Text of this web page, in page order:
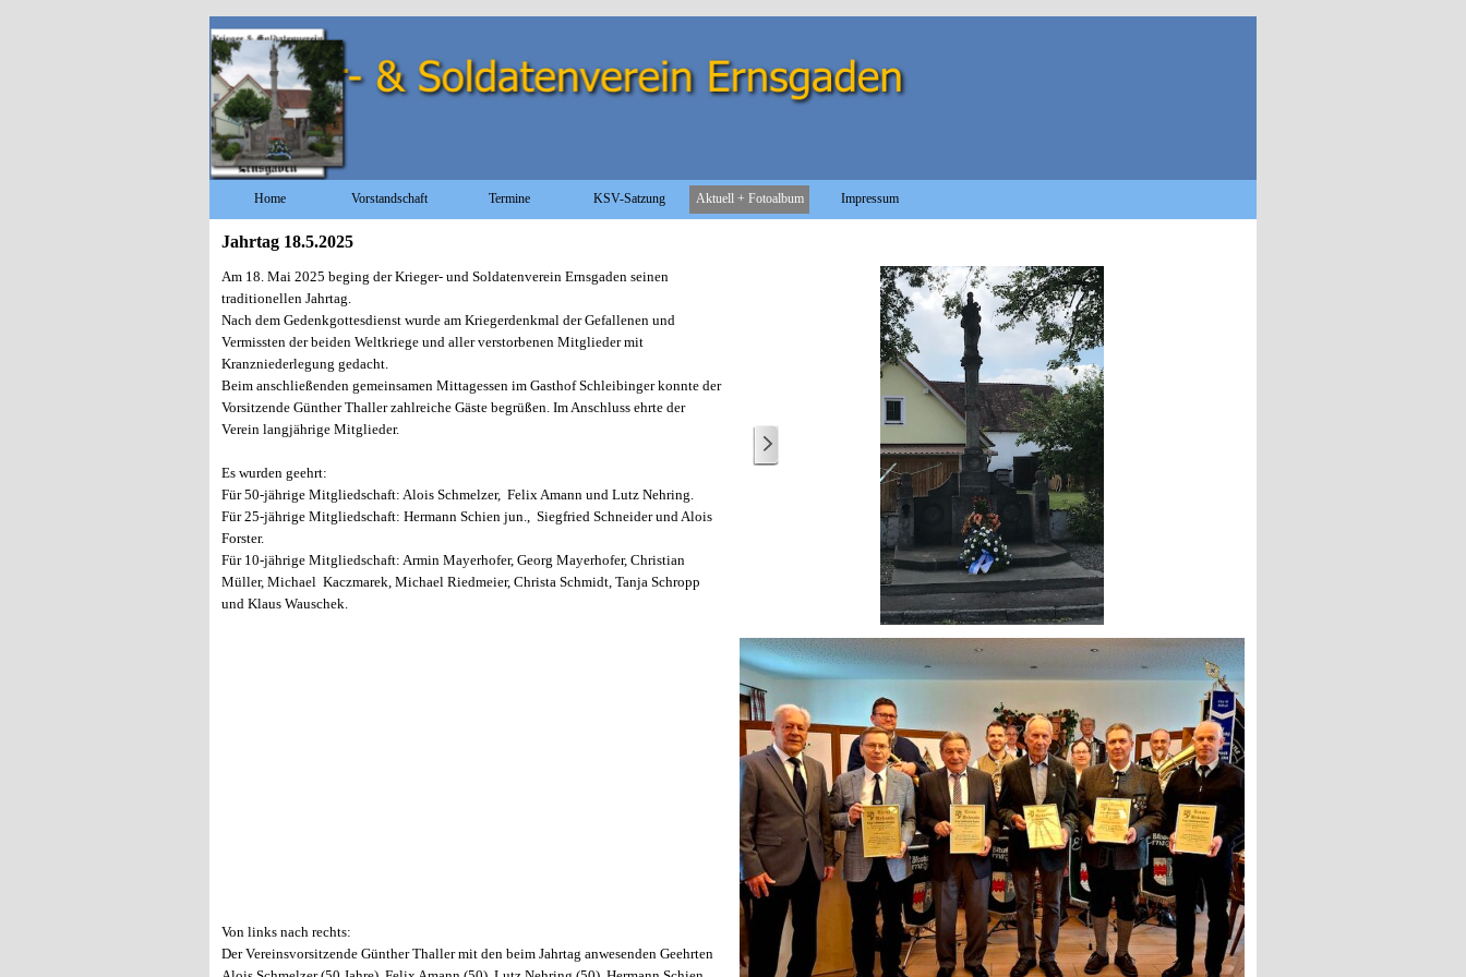
Menü überspringen
Home Vorstandschaft Termine KSV-Satzung Aktuell + Fotoalbum ▼
Impressum
Jahrtag 18.5.2025
Am 18. Mai 2025beging der Krieger- und Soldatenverein Ernsgaden seinen
traditionellen Jahrtag.
Nach dem Gedenkgottesdienst wurde am Kriegerdenkmal der Gefallenen und
Vermissten der beiden Weltkriege und aller verstorbenen Mitglieder mit
Kranzniederlegung gedacht.
Beim anschließenden gemeinsamen Mittagessen im Gasthof Schleibinger konnte der
Vorsitzende Günther Thaller zahlreiche Gäste begrüßen. Im Anschluss ehrte der
Verein langjährige Mitglieder.
Es wurden geehrt:
Für 50-jährige Mitgliedschaft: Alois Schmelzer, Felix Amann und Lutz Nehring.
Für 25-jährige Mitgliedschaft: Hermann Schien jun., Siegfried Schneider und Alois
Forster.
Für 10-jährige Mitgliedschaft: Armin Mayerhofer, Georg Mayerhofer, Christian
Müller, Michael Kaczmarek, Michael Riedmeier, Christa Schmidt, Tanja Schropp
und Klaus Wauschek.
Von links nach rechts:
Der Vereinsvorsitzende Günther Thaller mit den beim Jahrtag anwesenden Geehrten